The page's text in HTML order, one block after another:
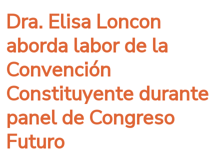
Dra. Elisa Loncon
aborda labor de la
Convención
Constituyente durante
panel de Congreso
Futuro